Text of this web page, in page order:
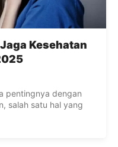
Kesehatan
pentingnya dengan
salah satu hal yang